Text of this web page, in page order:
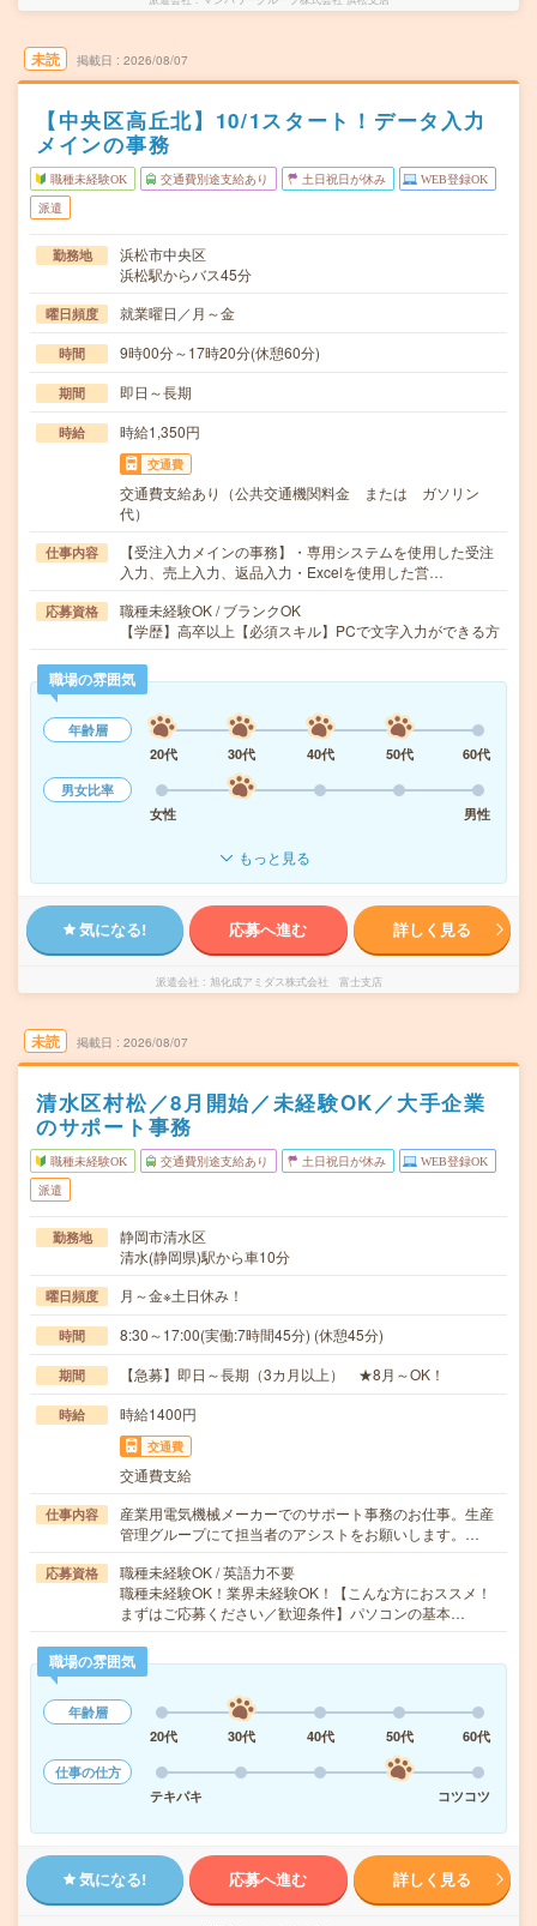
未読 掲載日 2026/08/07
【中央区高丘北】10/1スタート！データ入力
メインの事務
職種未経験OK 交通費別途支給あり 土日祝日が休み WEB登録OK
派遣
勤務地
浜松市中央区
浜松駅からバス45分
曜日頻度 就業曜日／月～金
時間 9時00分～17時20分(休憩60分)
期間 即日～長期
時給 時給1,350円
交通費
交通費支給あり（公共交通機関料金 または ガソリン
代）
仕事内容
【受注入力メインの事務】・専用システムを使用した受注
入力、売上入力、返品入力・Excelを使用した営…
応募資格
職種未経験OK / ブランクOK
【学歴】高卒以上【必須スキル】PCで文字入力ができる方
職場の雰囲気
年齢層
20代
30代 40代 50代
60代
男女比率
女性
男性
もっと見る
気になる! 応募へ進む 詳しく見る
派遣会社 旭化成アミダス株式会社 富士支店
未読 掲載日 2026/08/07
清水区村松／8月開始／未経験OK／大手企業
のサポート事務
職種未経験OK 交通費別途支給あり 土日祝日が休み WEB登録OK
派遣
勤務地
静岡市清水区
清水(静岡県)駅から車10分
曜日頻度 月～金※土日休み！
時間 8:30～17:00(実働:7時間45分) (休憩45分)
期間 【急募】即日～長期（3カ月以上） ★8月～OK！
時給 時給1400円
交通費
交通費支給
仕事内容
産業用電気機械メーカーでのサポート事務のお仕事。生産
管理グループにて担当者のアシストをお願いします。…
応募資格
職種未経験OK / 英語力不要
職種未経験OK！業界未経験OK！【こんな方におススメ！
まずはご応募ください／歓迎条件】パソコンの基本…
職場の雰囲気
年齢層
20代
30代 40代 50代
60代
仕事の仕方
テキパキ
コツコツ
気になる! 応募へ進む 詳しく見る